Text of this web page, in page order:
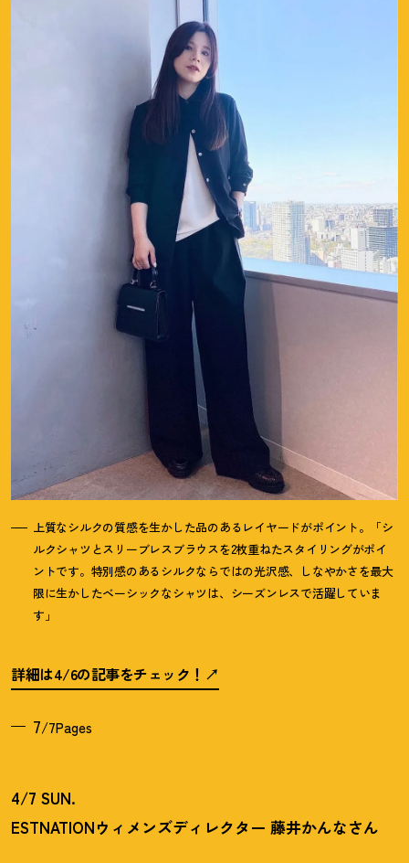
上質なシルクの質感を生かした品のあるレイヤードがポイント。「シ
ルクシャツとスリーブレスブラウスを2枚重ねたスタイリングがポイ
ントです。特別感のあるシルクならではの光沢感、しなやかさを最大
限に生かしたベーシックなシャツは、シーズンレスで活躍していま
す」
詳細は4/6の記事をチェック ！
7/7Pages
4/7 SUN.
ESTNATIONウィメンズディレクター 藤井かんなさん